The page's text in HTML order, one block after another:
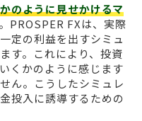
のように見せかけるマ
PROSPER FXは、実際
定の利益を出すシミュ
す。これにより、投資
くかのように感じます
ん。こうしたシミュレ
投入に誘導するための